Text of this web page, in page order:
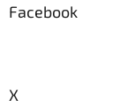
Facebook
X